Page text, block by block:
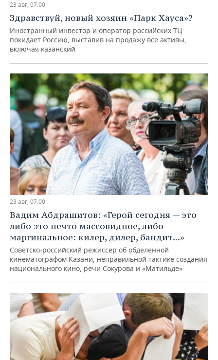
КИБЕРСПОРТ
ФИГУРНОЕ КАТАНИЕ
ВОДНЫЕ ВИДЫ СПОРТА
ХОККЕЙ С МЯЧОМ
КУЛЬТУРА
МЕДИЦИНА
ОБРАЗОВАНИЕ
ПРОИСШЕСТВИЯ
СПИСОК КОМПАНИЙ
23 авг, 07:00
Здравствуй, новый хозяин «Парк Хауса»?
Иностранный инвестор и оператор российских ТЦ
покидает Россию, выставив на продажу все активы,
включая казанский
23 авг, 07:00
Вадим Абдрашитов: «Герой сегодня — это
либо это нечто массовидное, либо
маргинальное: килер, дилер, бандит...»
Советско-российский режиссер об обделенной
кинематографом Казани, неправильной тактике создания
национального кино, речи Сокурова и «Матильде»